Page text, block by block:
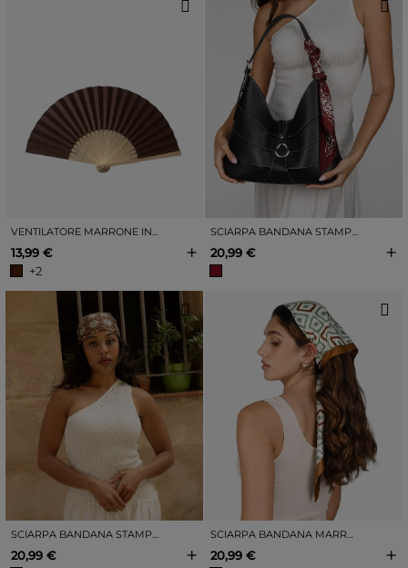
13,99 €
+2
+ 20,99 € +
SCIARPA BANDANA STAMPATA COLOR BORDEAUX
20,99 € +
SCIARPA BANDANA MARRONE STAMPATA
20,99 € +